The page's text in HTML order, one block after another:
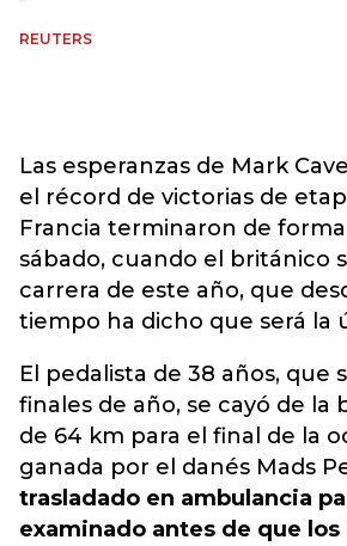
REUTERS
Las esperanzas de Mark
el récord de victorias de
Francia terminaron de
sábado, cuando el británico
carrera de este año, que
tiempo ha dicho que será la
El pedalista de 38 años, que
finales de año, se cayó de la
de 64 km para el final de la
ganada por el danés Mads
trasladado en ambulancia
examinado antes de que